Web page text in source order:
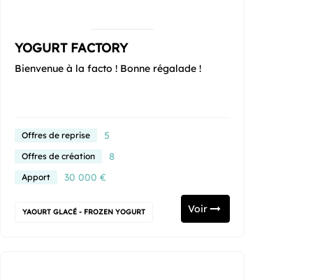
YOGURT FACTORY
Bienvenue à la facto ! Bonne régalade !
Offres de reprise 5
Offres de création 8
Apport 30 000 €
YAOURT GLACÉ - FROZEN YOGURT Voir